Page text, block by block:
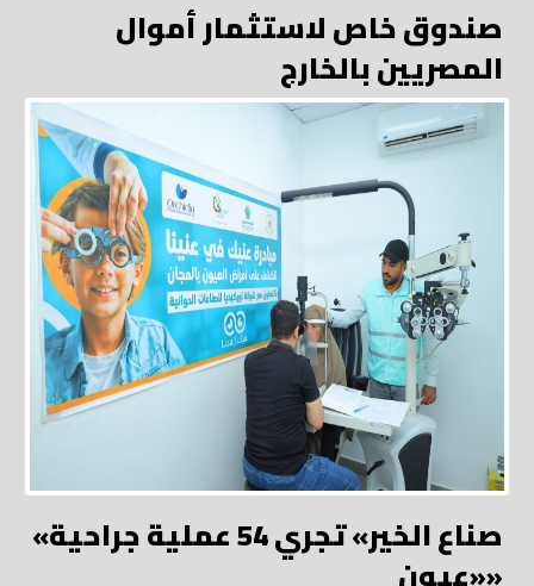
صندوق خاص لاستثمار أموال
المصريين بالخارج
«صناع الخير» تجري 54 عملية جراحية